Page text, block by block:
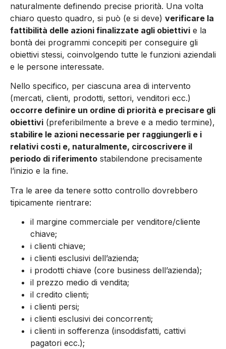
naturalmente definendo precise priorità. Una volta
chiaro questo quadro, si può (e si deve) verificare la
fattibilità delle azioni finalizzate agli obiettivi e la
bontà dei programmi concepiti per conseguire gli
obiettivi stessi, coinvolgendo tutte le funzioni aziendali
e le persone interessate.
Nello specifico, per ciascuna area di intervento
(mercati, clienti, prodotti, settori, venditori ecc.)
occorre definire un ordine di priorità e precisare gli
obiettivi (preferibilmente a breve e a medio termine),
stabilire le azioni necessarie per raggiungerli e i
relativi costi e, naturalmente, circoscrivere il
periodo di riferimento stabilendone precisamente
l’inizio e la fine.
Tra le aree da tenere sotto controllo dovrebbero
tipicamente rientrare:
il margine commerciale per venditore/cliente
chiave;
i clienti chiave;
i clienti esclusivi dell’azienda;
i prodotti chiave (core business dell’azienda);
il prezzo medio di vendita;
il credito clienti;
i clienti persi;
i clienti esclusivi dei concorrenti;
i clienti in sofferenza (insoddisfatti, cattivi
pagatori ecc.);